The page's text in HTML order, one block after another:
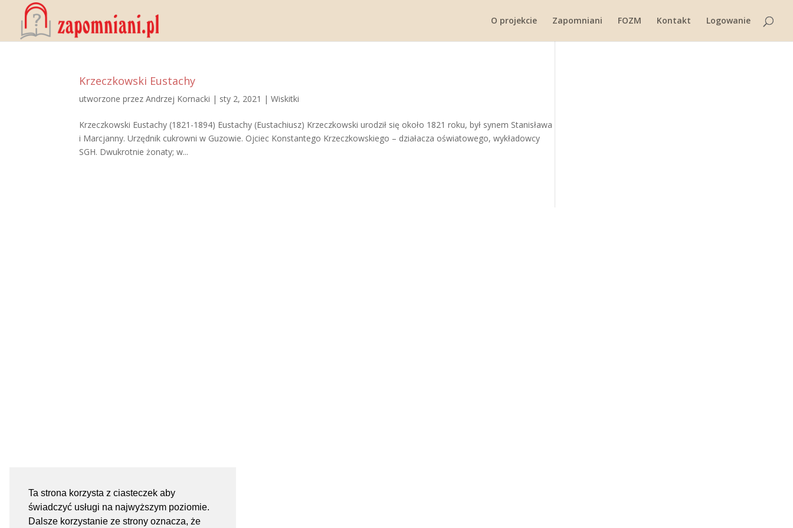
Ta strona korzysta z ciasteczek aby
świadczyć usługi na najwyższym poziomie.
Dalsze korzystanie ze strony oznacza, że
O projekcie Zapomniani FOZM Kontakt Logowanie
Krzeczkowski Eustachy
utworzone przezAndrzej Kornacki | sty 2, 2021 |Wiskitki
Krzeczkowski Eustachy (1821-1894) Eustachy (Eustachiusz) Krzeczkowski urodził się około 1821 roku, był synem Stanisława
i Marcjanny. Urzędnik cukrowni w Guzowie. Ojciec Konstantego Krzeczkowskiego – działacza oświatowego, wykładowcy
SGH. Dwukrotnie żonaty; w...